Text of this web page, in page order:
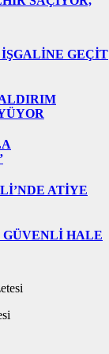
GEÇİT
ATİYE
HALE